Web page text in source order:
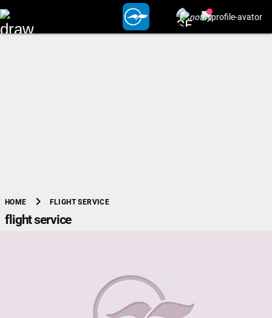
HOME chevron_right FLIGHT SERVICE
flight service